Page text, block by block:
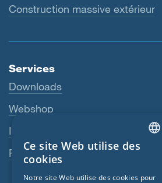
Construction massive extérieur
Services
Downloads
Webshop
Interlocuteur
Revendeurs
ENGLISH
Ce site Web utilise des
cookies
Notre site Web utilise des cookies pour